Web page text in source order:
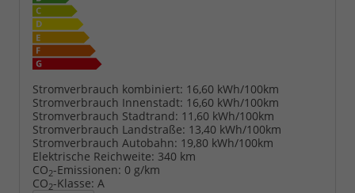
Stromverbrauch kombiniert: 16,60 kWh/100km
Stromverbrauch Innenstadt: 16,60 kWh/100km
Stromverbrauch Stadtrand: 11,60 kWh/100km
Stromverbrauch Landstraße: 13,40 kWh/100km
Stromverbrauch Autobahn: 19,80 kWh/100km
Elektrische Reichweite: 340 km
CO2-Emissionen: 0 g/km
CO2-Klasse: A